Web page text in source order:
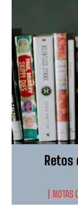
Retos
NOTAS